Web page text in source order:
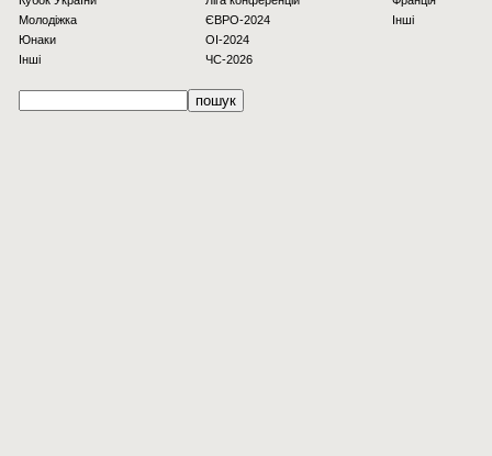
Молодіжка
Юнаки
Інші
ЄВРО-2024
OI-2024
ЧС-2026
Інші